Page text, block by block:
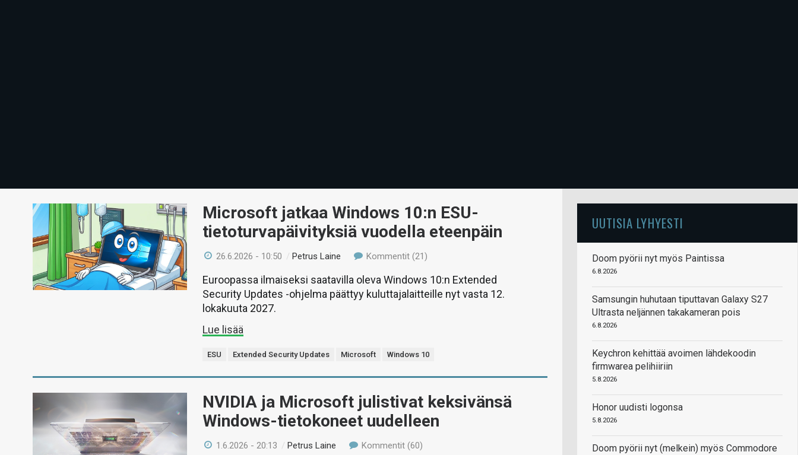
Microsoft jatkaa Windows 10:n ESU-
tietoturvapäivityksiä vuodella eteenpäin
26.6.2026 - 10:50 /Petrus Laine Kommentit (21)
Euroopassa ilmaiseksi saatavilla oleva Windows 10:n Extended
Security Updates -ohjelma päättyy kuluttajalaitteille nyt vasta 12.
lokakuuta 2027.
Lue lisää
ESU Extended Security Updates Microsoft Windows 10
NVIDIA ja Microsoft julistivat keksivänsä
Windows-tietokoneet uudelleen
1.6.2026 - 20:13 /Petrus Laine Kommentit (60)
UUTISIA LYHYESTI
Doom pyörii nyt myös Paintissa
6.8.2026
Samsungin huhutaan tiputtavan Galaxy S27
Ultrasta neljännen takakameran pois
6.8.2026
Keychron kehittää avoimen lähdekoodin
firmwarea pelihiiriin
5.8.2026
Honor uudisti logonsa
5.8.2026
Doom pyörii nyt (melkein) myös Commodore